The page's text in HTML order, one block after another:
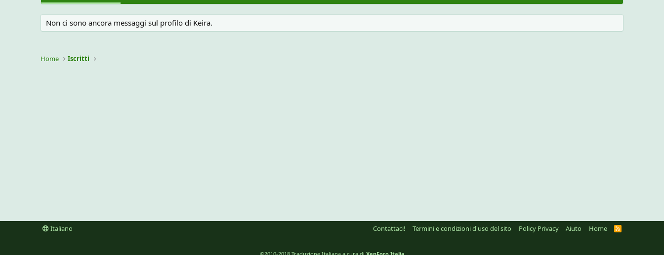
Non ci sono ancora messaggi sul profilo di Keira.
Home Iscritti
Italiano Contattaci! Termini e condizioni d'uso del sito Policy Privacy Aiuto Home
R